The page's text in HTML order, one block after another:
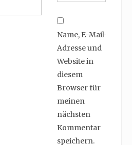
Name, E-Mail-
Adresse und
Website in
diesem
Browser für
meinen
nächsten
Kommentar
speichern.